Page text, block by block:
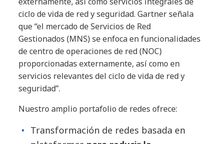
ciclo de vida de red y seguridad. Gartner señala
que “el mercado de Servicios de Red
Gestionados (MNS) se enfoca en funcionalidades
de centro de operaciones de red (NOC)
proporcionadas externamente, así como en
servicios relevantes del ciclo de vida de red y
seguridad”.
Nuestro amplio portafolio de redes ofrece:
Transformación de redes basada en